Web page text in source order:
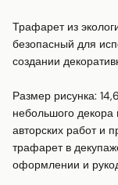
Трафарет из
безопасный для
создании
Размер рисунка:
небольшого декора
авторских работ и
трафарет в
оформлении и